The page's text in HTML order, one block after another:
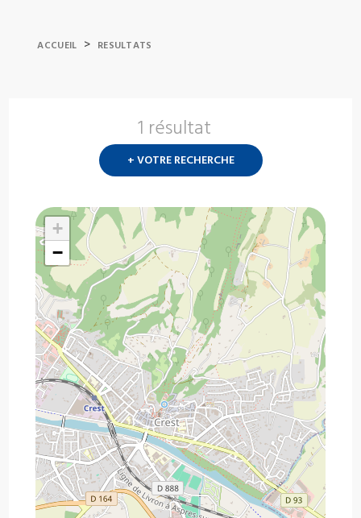
ACCUEIL > RESULTATS
1 résultat
+ VOTRE RECHERCHE
+
−